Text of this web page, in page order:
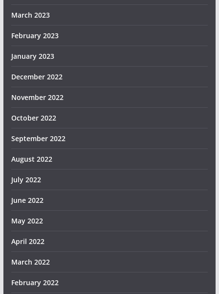
March 2023
February 2023
January 2023
December 2022
November 2022
October 2022
September 2022
August 2022
July 2022
June 2022
May 2022
April 2022
March 2022
February 2022